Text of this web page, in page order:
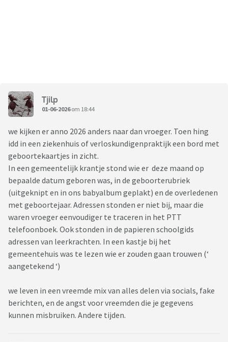
Tjilp
01-06-2026om 18:44
we kijken er anno 2026 anders naar dan vroeger. Toen hing
idd in een ziekenhuis of verloskundigenpraktijk een bord met
geboortekaartjes in zicht.
In een gemeentelijk krantje stond wie er deze maand op
bepaalde datum geboren was, in de geboorterubriek
(uitgeknipt en in ons babyalbum geplakt) en de overledenen
met geboortejaar. Adressen stonden er niet bij, maar die
waren vroeger eenvoudiger te traceren in het PTT
telefoonboek. Ook stonden in de papieren schoolgids
adressen van leerkrachten. In een kastje bij het
gemeentehuis was te lezen wie er zouden gaan trouwen (‘
aangetekend ‘)
we leven in een vreemde mix van alles delen via socials, fake
berichten, en de angst voor vreemden die je gegevens
kunnen misbruiken. Andere tijden.